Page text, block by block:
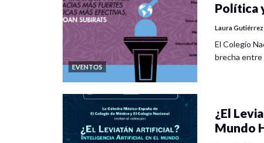
EVENTOS
Política
Laura Gutiérrez
El Colegio
brecha entre
¿El
Mundo